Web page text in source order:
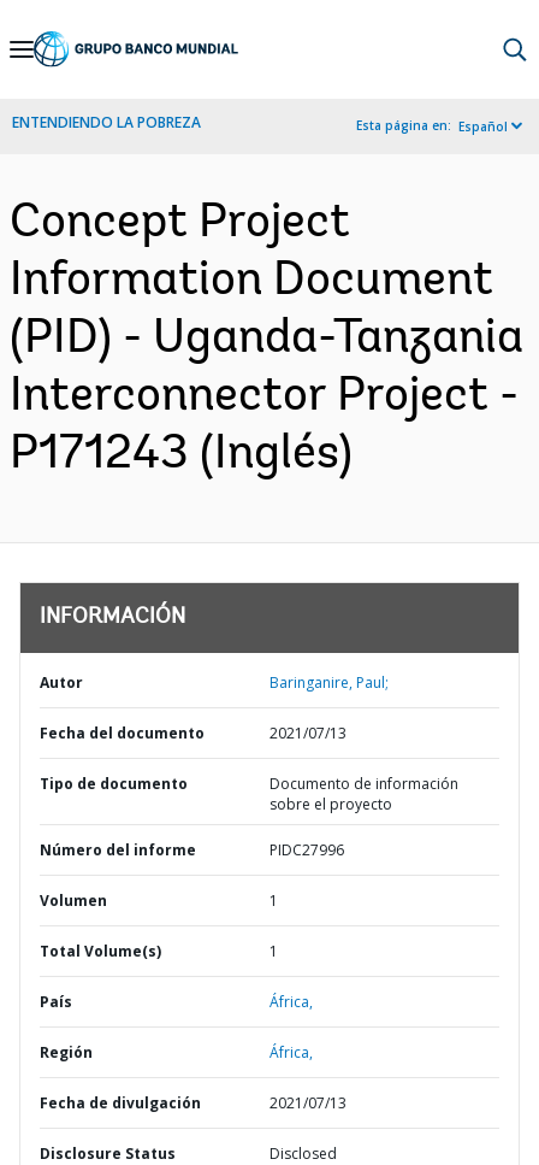
Skip
Navigation
ENTENDIENDO LA POBREZA Esta página en: Español
Concept Project
Information Document
(PID) - Uganda-Tanzania
Interconnector Project -
P171243 (Inglés)
INFORMACIÓN
Autor Baringanire, Paul;
Fecha del documento 2021/07/13
Tipo de documento
Documento de información
sobre el proyecto
Número del informe PIDC27996
Volumen 1
Total Volume(s) 1
País África,
Región África,
Fecha de divulgación 2021/07/13
Disclosure Status Disclosed